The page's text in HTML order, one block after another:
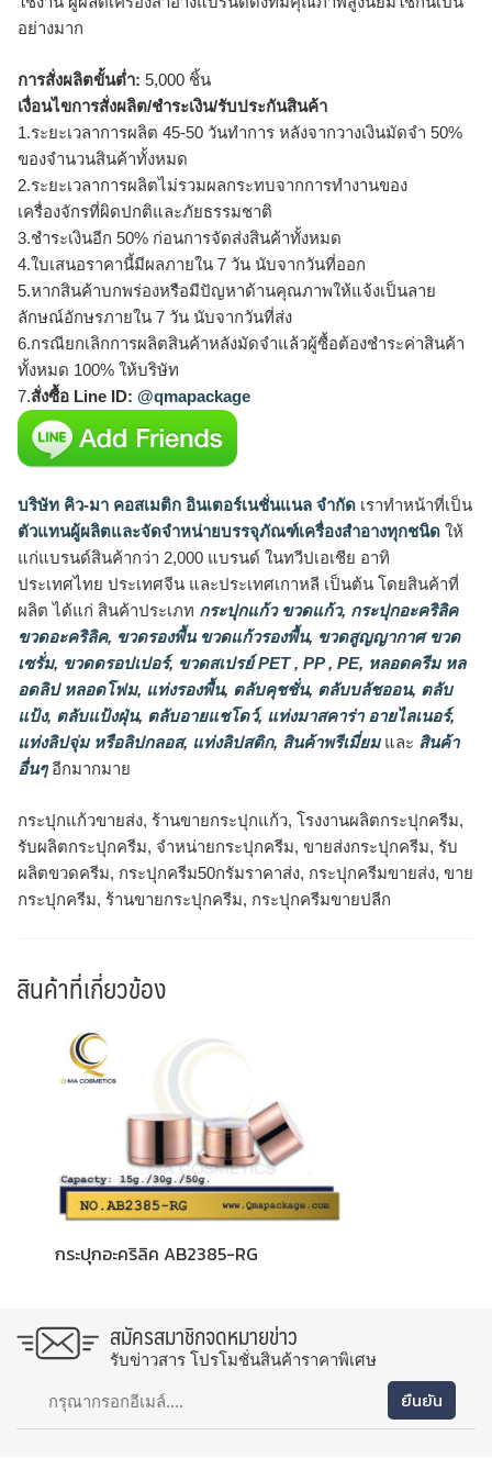
อย่างมาก
การสั่งผลิตขั้นต่ำ: 5,000 ชิ้น
เงื่อนไขการสั่งผลิต/ชำระเงิน/รับประกันสินค้า
1.ระยะเวลาการผลิต 45-50 วันทำการ หลังจากวางเงินมัดจำ 50%
ของจำนวนสินค้าทั้งหมด
2.ระยะเวลาการผลิตไม่รวมผลกระทบจากการทำงานของ
เครื่องจักรที่ผิดปกติและภัยธรรมชาติ
3.ชำระเงินอีก 50% ก่อนการจัดส่งสินค้าทั้งหมด
4.ใบเสนอราคานี้มีผลภายใน 7 วัน นับจากวันที่ออก
5.หากสินค้าบกพร่องหรือมีปัญหาด้านคุณภาพให้แจ้งเป็นลาย
ลักษณ์อักษรภายใน 7 วัน นับจากวันที่ส่ง
6.กรณียกเลิกการผลิตสินค้าหลังมัดจำแล้วผู้ซื้อต้องชำระค่าสินค้า
ทั้งหมด 100% ให้บริษัท
7.สั่งซื้อ Line ID: @qmapackage
บริษัท คิว-มา คอสเมติก อินเตอร์เนชั่นแนล จำกัด เราทำหน้าที่เป็น
ตัวแทนผู้ผลิตและจัดจำหน่ายบรรจุภัณฑ์เครื่องสำอางทุกชนิด ให้
แก่แบรนด์สินค้ากว่า 2,000 แบรนด์ ในทวีปเอเชีย อาทิ
ประเทศไทย ประเทศจีน และประเทศเกาหลี เป็นต้น โดยสินค้าที่
ผลิต ได้แก่ สินค้าประเภท กระปุกแก้ว ขวดแก้ว, กระปุกอะคริลิค
ขวดอะคริลิค, ขวดรองพื้น ขวดแก้วรองพื้น, ขวดสูญญากาศ ขวด
เซรั่ม, ขวดดรอปเปอร์, ขวดสเปรย์ PET , PP , PE, หลอดครีม หล
อดลิป หลอดโฟม, แท่งรองพื้น, ตลับคุชชั่น, ตลับบลัชออน, ตลับ
แป้ง, ตลับแป้งฝุ่น, ตลับอายแชโดว์, แท่งมาสคาร่า อายไลเนอร์,
แท่งลิปจุ่ม หรือลิปกลอส, แท่งลิปสติก, สินค้าพรีเมี่ยมและ สินค้า
อื่นๆอีกมากมาย
กระปุกแก้วขายส่ง, ร้านขายกระปุกแก้ว, โรงงานผลิตกระปุกครีม,
รับผลิตกระปุกครีม, จำหน่ายกระปุกครีม, ขายส่งกระปุกครีม, รับ
ผลิตขวดครีม, กระปุกครีม50กรัมราคาส่ง, กระปุกครีมขายส่ง, ขาย
กระปุกครีม, ร้านขายกระปุกครีม, กระปุกครีมขายปลีก
สินค้าที่เกี่ยวข้อง
กระปุกอะคริลิค AB2385-RG
สมัครสมาชิกจดหมายข่าว
รับข่าวสาร โปรโมชั่นสินค้าราคาพิเศษ